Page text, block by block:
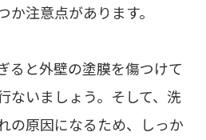
か注意点があります。
ると外壁の塗膜を傷つけて
ないましょう。そして、洗
の原因になるため、しっか